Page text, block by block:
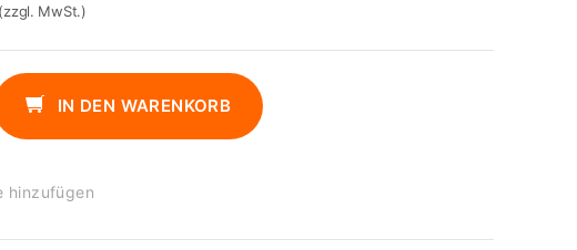
(zzgl. MwSt.)
IN DEN WARENKORB
hinzufügen